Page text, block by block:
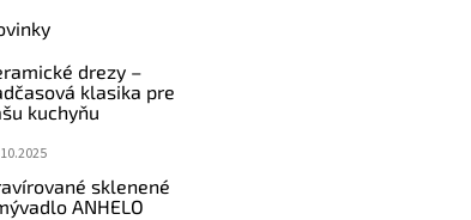
drezy –
klasika pre
kuchyňu
sklenené
ANHELO